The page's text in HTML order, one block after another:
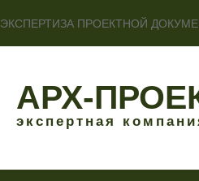
ЭКСПЕРТИЗА ПРОЕКТНОЙ
АРХ-
экспертная